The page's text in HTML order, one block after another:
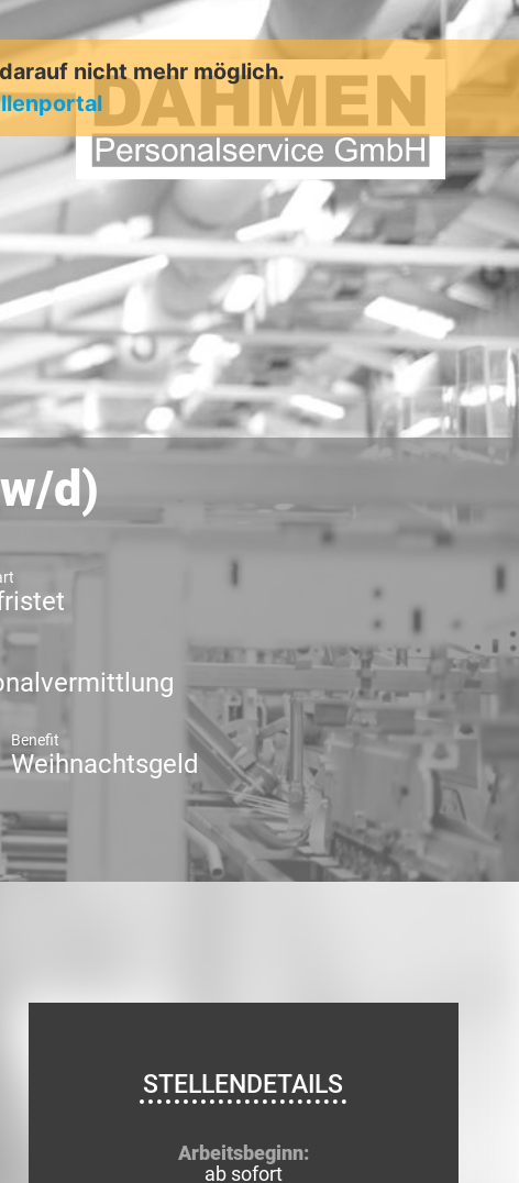
nicht mehr möglich.
d)
Benefit
Weihnachtsgeld
STELLENDETAILS
Arbeitsbeginn:
ab sofort